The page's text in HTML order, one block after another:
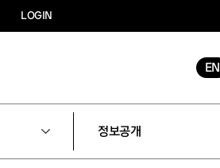
LOGIN
EN
정보공개